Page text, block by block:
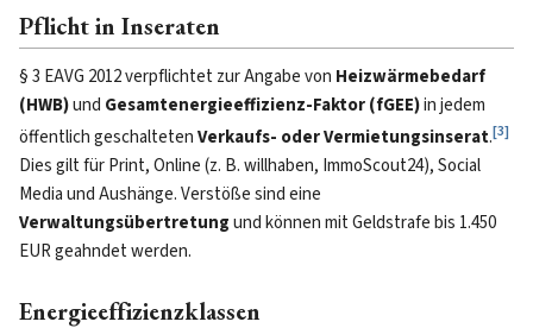
Pflicht in Inseraten
§ 3 EAVG 2012 verpflichtet zur Angabe von Heizwärmebedarf
(HWB)und Gesamtenergieeffizienz-Faktor (fGEE)in jedem
öffentlich geschaltetenVerkaufs- oder Vermietungsinserat.[3]
Dies gilt für Print, Online (z. B. willhaben, ImmoScout24), Social
Media und Aushänge. Verstöße sind eine
Verwaltungsübertretungund können mit Geldstrafe bis 1.450
EUR geahndet werden.
Energieeffizienzklassen